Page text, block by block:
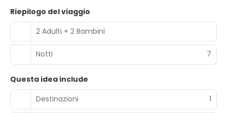
Riepilogo del viaggio
2 Adulti + 2 Bambini
Notti 7
Questa idea include
Destinazioni
1